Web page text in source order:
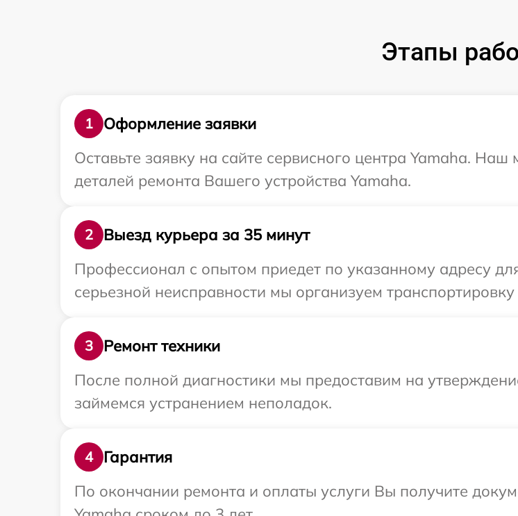
Этапы
1
Оформление заявки
Оставьте заявку на сайте сервисного центра Yamaha.
деталей ремонта Вашего устройства Yamaha.
2
Выезд курьера за 35 минут
Профессионал с опытом приедет по указанному адресу
серьезной неисправности мы организуем
3
Ремонт техники
После полной диагностики мы предоставим на
займемся устранением неполадок.
4
Гарантия
По окончании ремонта и оплаты услуги Вы получите